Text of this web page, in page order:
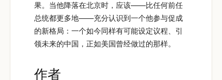
果。当他降落在北京时，应该——比任何前任
总统都更多地——充分认识到一个他参与促成
的新格局：一个如今同样有可能设定议程、引
领未来的中国，正如美国曾经做过的那样。
作者